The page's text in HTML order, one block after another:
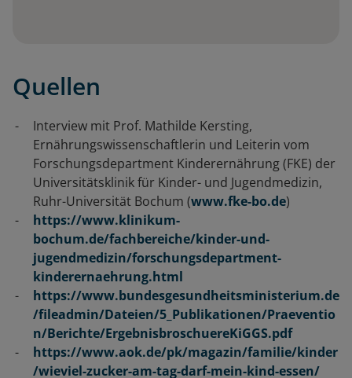
Quellen
Interview mit Prof. Mathilde Kersting,
Ernährungswissenschaftlerin und Leiterin vom
Forschungsdepartment Kinderernährung (FKE) der
Universitätsklinik für Kinder- und Jugendmedizin,
Ruhr-Universität Bochum (www.fke-bo.de)
https://www.klinikum-
bochum.de/fachbereiche/kinder-und-
jugendmedizin/forschungsdepartment-
kinderernaehrung.html
https://www.bundesgesundheitsministerium.de
/fileadmin/Dateien/5_Publikationen/Praeventio
n/Berichte/ErgebnisbroschuereKiGGS.pdf
https://www.aok.de/pk/magazin/familie/kinder
/wieviel-zucker-am-tag-darf-mein-kind-essen/